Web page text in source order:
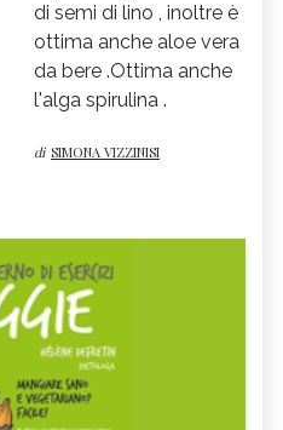
di semi di lino , inoltre è
ottima anche aloe vera
da bere .Ottima anche
l'alga spirulina .
di SIMONA VIZZINISI